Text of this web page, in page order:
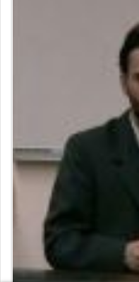
Közreműködők